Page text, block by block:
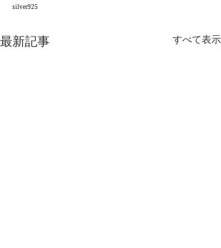
silver925
最新記事 すべて表示